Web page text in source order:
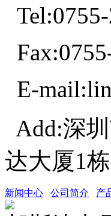
E-
Add:深
达大厦1
新闻中心 公司简介 产